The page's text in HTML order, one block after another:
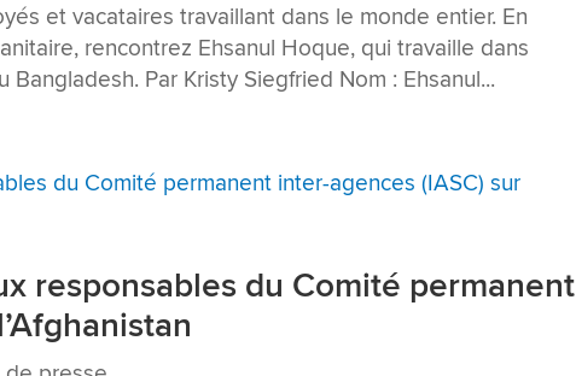
et vacataires travaillant dans le monde entier. En
rencontrez Ehsanul Hoque, qui travaille dans
Bangladesh. Par Kristy Siegfried Nom : Ehsanul...
responsables du Comité permanent